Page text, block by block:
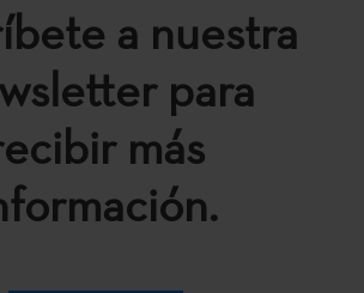
a nuestra
para
más